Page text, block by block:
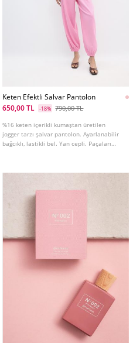
Keten Efektli Salvar Pantolon
650,00 TL
-18% 790,00 TL
%16 keten içerikli kumaştan üretilen
jogger tarzı şalvar pantolon. Ayarlanabilir
bağcıklı, lastikli bel. Yan cepli. Paçaları